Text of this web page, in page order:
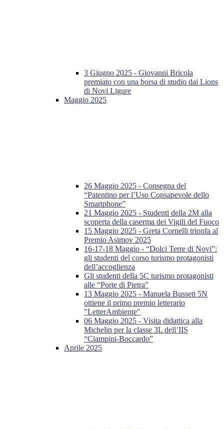
3 Giugno 2025 - Giovanni Bricola
premiato con una borsa di studio dai Lions
di Novi Ligure
Maggio 2025
26 Maggio 2025 - Consegna del
“Patentino per l’Uso Consapevole dello
Smartphone”
21 Maggio 2025 - Studenti della 2M alla
scoperta della caserma dei Vigili del Fuoco
15 Maggio 2025 - Greta Cornelli trionfa al
Premio Asimov 2025
16-17-18 Maggio - “Dolci Terre di Novi”:
gli studenti del corso turismo protagonisti
dell’accoglienza
Gli studenti della 5C turismo protagonisti
alle “Porte di Pietra”
13 Maggio 2025 - Manuela Busseti 5N
ottiene il primo premio letterario
"LetterAmbiente"
06 Maggio 2025 - Visita didattica alla
Michelin per la classe 3L dell’IIS
“Ciampini-Boccardo”
Aprile 2025